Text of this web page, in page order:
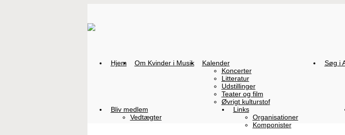
Hjem Om Kvinder i Musik
Kalender
Koncerter
Litteratur
Udstillinger
Teater og film
Øvrigt kulturstof
Søg i
Bliv medlem
Vedtægter
Links
Organisationer
Komponister